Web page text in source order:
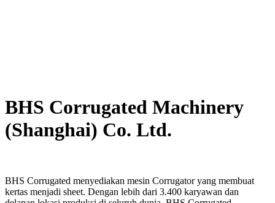
BHS Corrugated Machinery
(Shanghai) Co. Ltd.
BHS Corrugated menyediakan mesin Corrugator yang membuat
kertas menjadi sheet. Dengan lebih dari 3.400 karyawan dan